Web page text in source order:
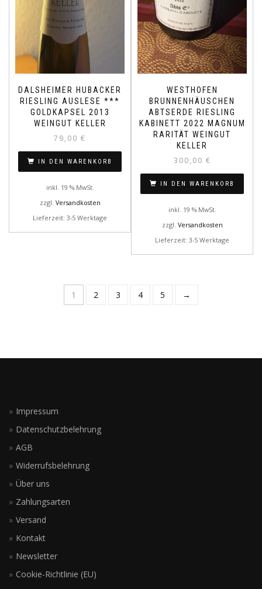
DALSHEIMER HUBACKER
RIESLING AUSLESE ***
GOLDKAPSEL 2013
WEINGUT KELLER
79,00 €
IN DEN WARENKORB
inkl. 19 % MwSt.
zzgl. Versandkosten
Lieferzeit: 3-5 Werktage
WESTHOFEN
BRUNNENHÄUSCHEN
ABTSERDE RIESLING
KABINETT 2022 MAGNUM
RARITÄT WEINGUT
KELLER
300,00 €
IN DEN WARENKORB
inkl. 19 % MwSt.
zzgl. Versandkosten
Lieferzeit: 3-5 Werktage
1 2 3 4 5 →
Impressum
Datenschutzbelehrung
AGB
Widerrufsbelehrung
Über uns
Zahlungsarten
Versand
Kontakt
Newsletter
Cookie-Richtlinie (EU)